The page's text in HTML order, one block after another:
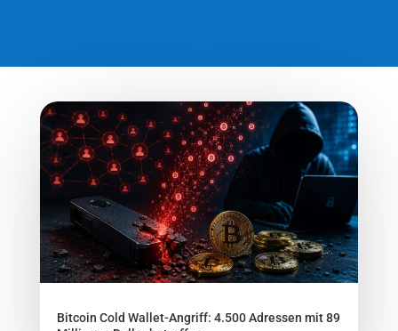
Bitcoin Cold Wallet-Angriff: 4.500 Adressen mit 89